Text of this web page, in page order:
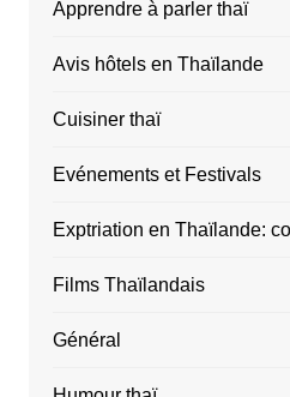
Apprendre à parler thaï
Avis hôtels en Thaïlande
Cuisiner thaï
Evénements et Festivals
Exptriation en Thaïlande:
Films Thaïlandais
Général